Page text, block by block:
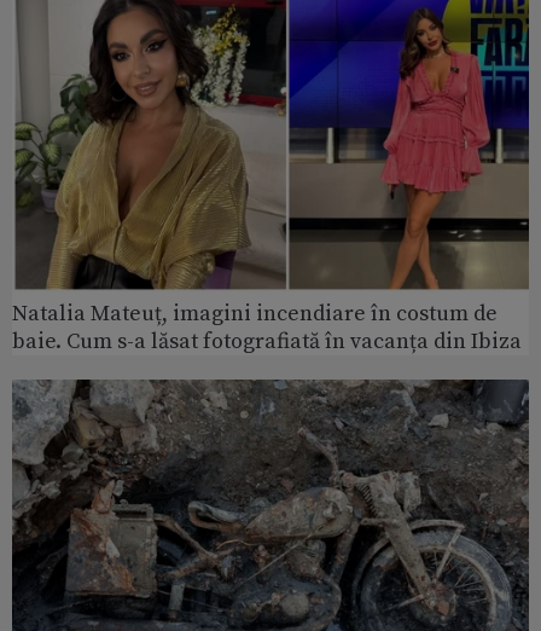
Natalia Mateuț, imagini incendiare în costum de
baie. Cum s-a lăsat fotografiată în vacanța din Ibiza